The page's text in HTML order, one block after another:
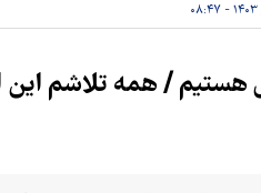
هستیم / همه تلاشم